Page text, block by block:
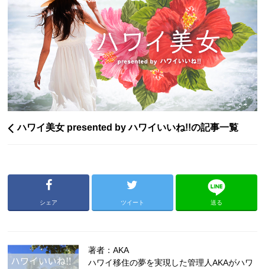
ハワイ美女 presented by ハワイいいね!!の記事一覧
シェア ツイート 送る
著者：AKA
ハワイ移住の夢を実現した管理人AKAがハワ